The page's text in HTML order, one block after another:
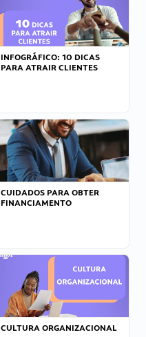
INFOGRÁFICO: 10 DICAS
PARA ATRAIR CLIENTES
CUIDADOS PARA OBTER
FINANCIAMENTO
CULTURA ORGANIZACIONAL